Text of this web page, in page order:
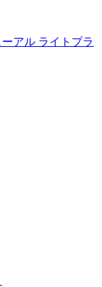
アル ライトプラ